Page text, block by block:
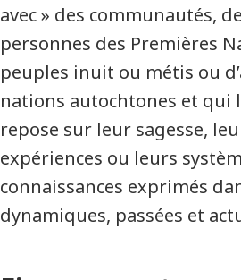
avec » des communautés,
personnes des Premières
peuples inuit ou métis ou
nations autochtones et qui
repose sur leur sagesse,
expériences ou leurs
connaissances exprimés
dynamiques, passées et